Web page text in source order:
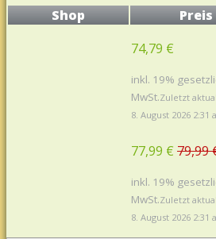
Shop
Preis
74,79 €
inkl. 19%
MwSt.Zuletzt
8. August 2026 2:31
77,99 € 79,99
inkl. 19%
MwSt.Zuletzt
8. August 2026 2:31